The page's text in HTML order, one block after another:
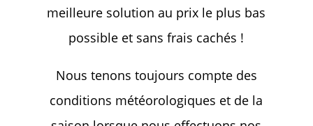
meilleure solution au prix le plus bas
possible et sans frais cachés !
Nous tenons toujours compte des
conditions météorologiques et de la